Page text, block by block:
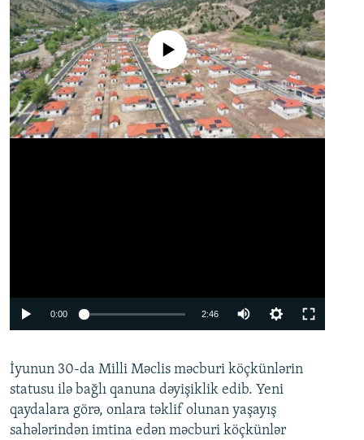
No media source currently available
0:00 2:46
360p
480p
720p
İyunun 30-da Milli Məclis məcburi köçkünlərin
statusu ilə bağlı qanuna dəyişiklik edib. Yeni
qaydalara görə, onlara təklif olunan yaşayış
sahələrindən imtina edən məcburi köçkünlər